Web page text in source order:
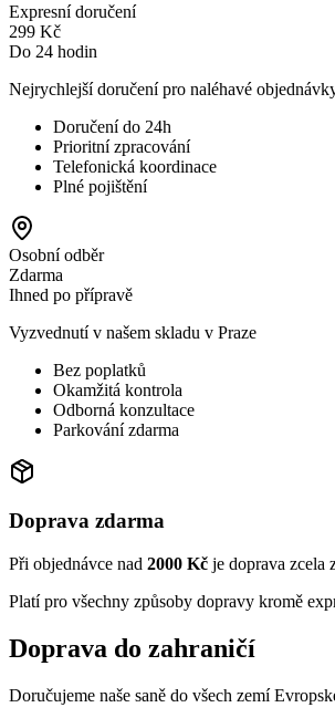
Expresní doručení
299 Kč
Do 24 hodin
Nejrychlejší doručení pro naléhavé
Doručení do 24h
Prioritní zpracování
Telefonická koordinace
Plné pojištění
Osobní odběr
Zdarma
Ihned po přípravě
Vyzvednutí v našem skladu v Praze
Bez poplatků
Okamžitá kontrola
Odborná konzultace
Parkování zdarma
Doprava zdarma
Při objednávce nad 2000 Kč je doprava zcela
Platí pro všechny způsoby dopravy kromě
Doprava do zahraničí
Doručujeme naše saně do všech zemí